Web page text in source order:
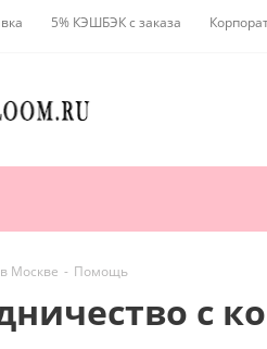
5% КЭШБЭК с заказа
Москве - Помощь
с